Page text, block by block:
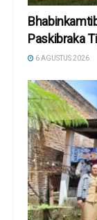
Paskibraka
6 AGUSTUS 2026